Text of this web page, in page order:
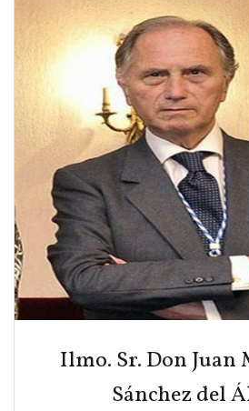
Ilmo. Sr. Don Juan
Sánchez del